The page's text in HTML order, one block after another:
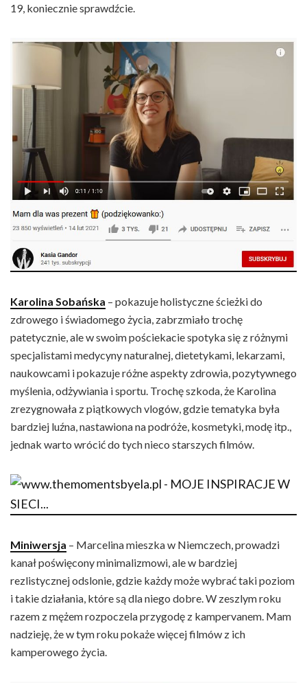
19, koniecznie sprawdźcie.
Karolina Sobańska – pokazuje holistyczne ścieżki do
zdrowego i świadomego życia, zabrzmiało trochę
patetycznie, ale w swoim pościekacie spotyka się z różnymi
specjalistami medycyny naturalnej, dietetykami, lekarzami,
naukowcami i pokazuje różne aspekty zdrowia, pozytywnego
myślenia, odżywiania i sportu. Trochę szkoda, że Karolina
zrezygnowała z piątkowych vlogów, gdzie tematyka była
bardziej luźna, nastawiona na podróże, kosmetyki, modę itp.,
jednak warto wrócić do tych nieco starszych filmów.
Miniwersja – Marcelina mieszka w Niemczech, prowadzi
kanał poświęcony minimalizmowi, ale w bardziej
rezlistycznej odslonie, gdzie każdy może wybrać taki poziom
i takie działania, które są dla niego dobre. W zeszlym roku
razem z mężem rozpoczela przygodę z kampervanem. Mam
nadzieję, że w tym roku pokaże więcej filmów z ich
kamperowego życia.